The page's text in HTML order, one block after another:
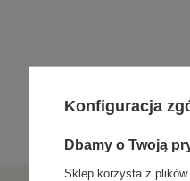
Konfiguracja
Dbamy o Twoją
Sklep korzysta z plików